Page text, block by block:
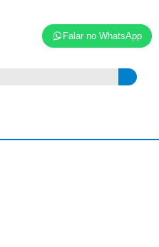
Falar no WhatsApp